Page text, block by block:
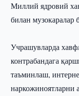
Миллий ядровий
билан музокаралар
Учрашувларда
контрабандага
таъминлаш,
наркожиноятларни